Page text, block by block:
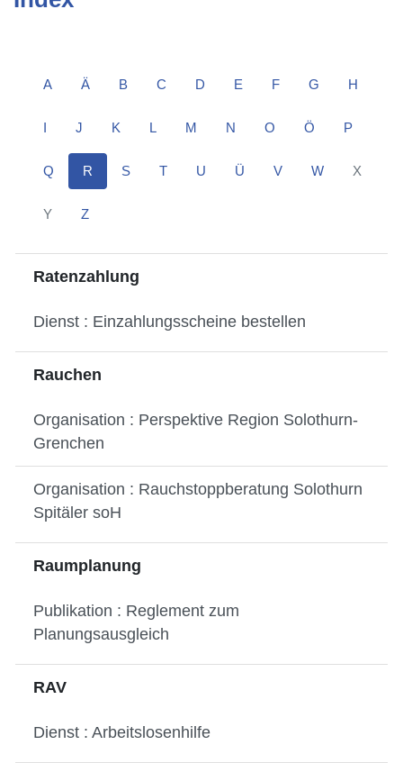
A Ä B C D E F G H
I J K L M N O Ö P
Q R S T U Ü V W X
Y Z
Ratenzahlung
Dienst : Einzahlungsscheine bestellen
Rauchen
Organisation : Perspektive Region Solothurn-
Grenchen
Organisation : Rauchstoppberatung Solothurn
Spitäler soH
Raumplanung
Publikation : Reglement zum
Planungsausgleich
RAV
Dienst : Arbeitslosenhilfe